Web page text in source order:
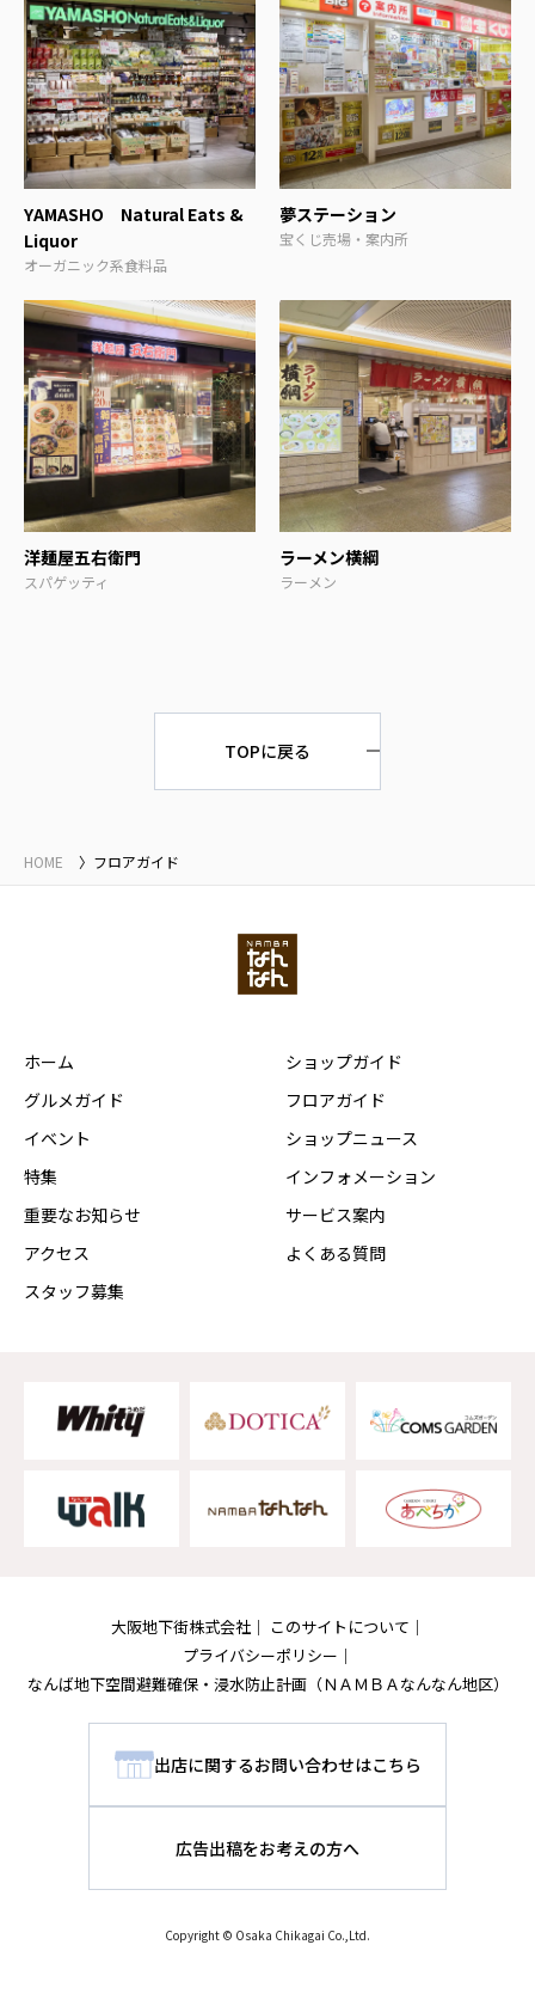
YAMASHO Natural Eats &
Liquor
オーガニック系食料品
夢ステーション
宝くじ売場・案内所
洋麺屋五右衛門
スパゲッティ
ラーメン横綱
ラーメン
TOPに戻る
HOME フロアガイド
ホーム
グルメガイド
イベント
特集
重要なお知らせ
アクセス
スタッフ募集
ショップガイド
フロアガイド
ショップニュース
インフォメーション
サービス案内
よくある質問
大阪地下街株式会社
このサイトについて
プライバシーポリシー
なんば地下空間避難確保・浸水防止計画（ＮＡＭＢＡなんなん地区）
出店に関するお問い合わせはこちら
広告出稿をお考えの方へ
Copyright © Osaka Chikagai Co.,Ltd.